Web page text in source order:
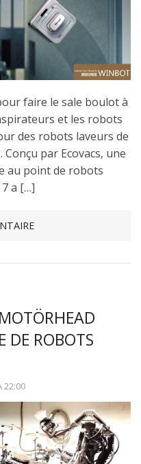
faire le sale boulot à
et les robots
des robots laveurs de
par Ecovacs, une
au point de robots
a […]
DE ROBOTS
22:00